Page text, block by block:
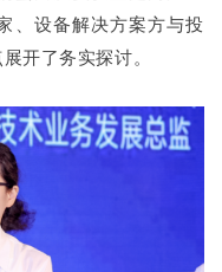
、设备解决方案方与投
开了务实探讨。